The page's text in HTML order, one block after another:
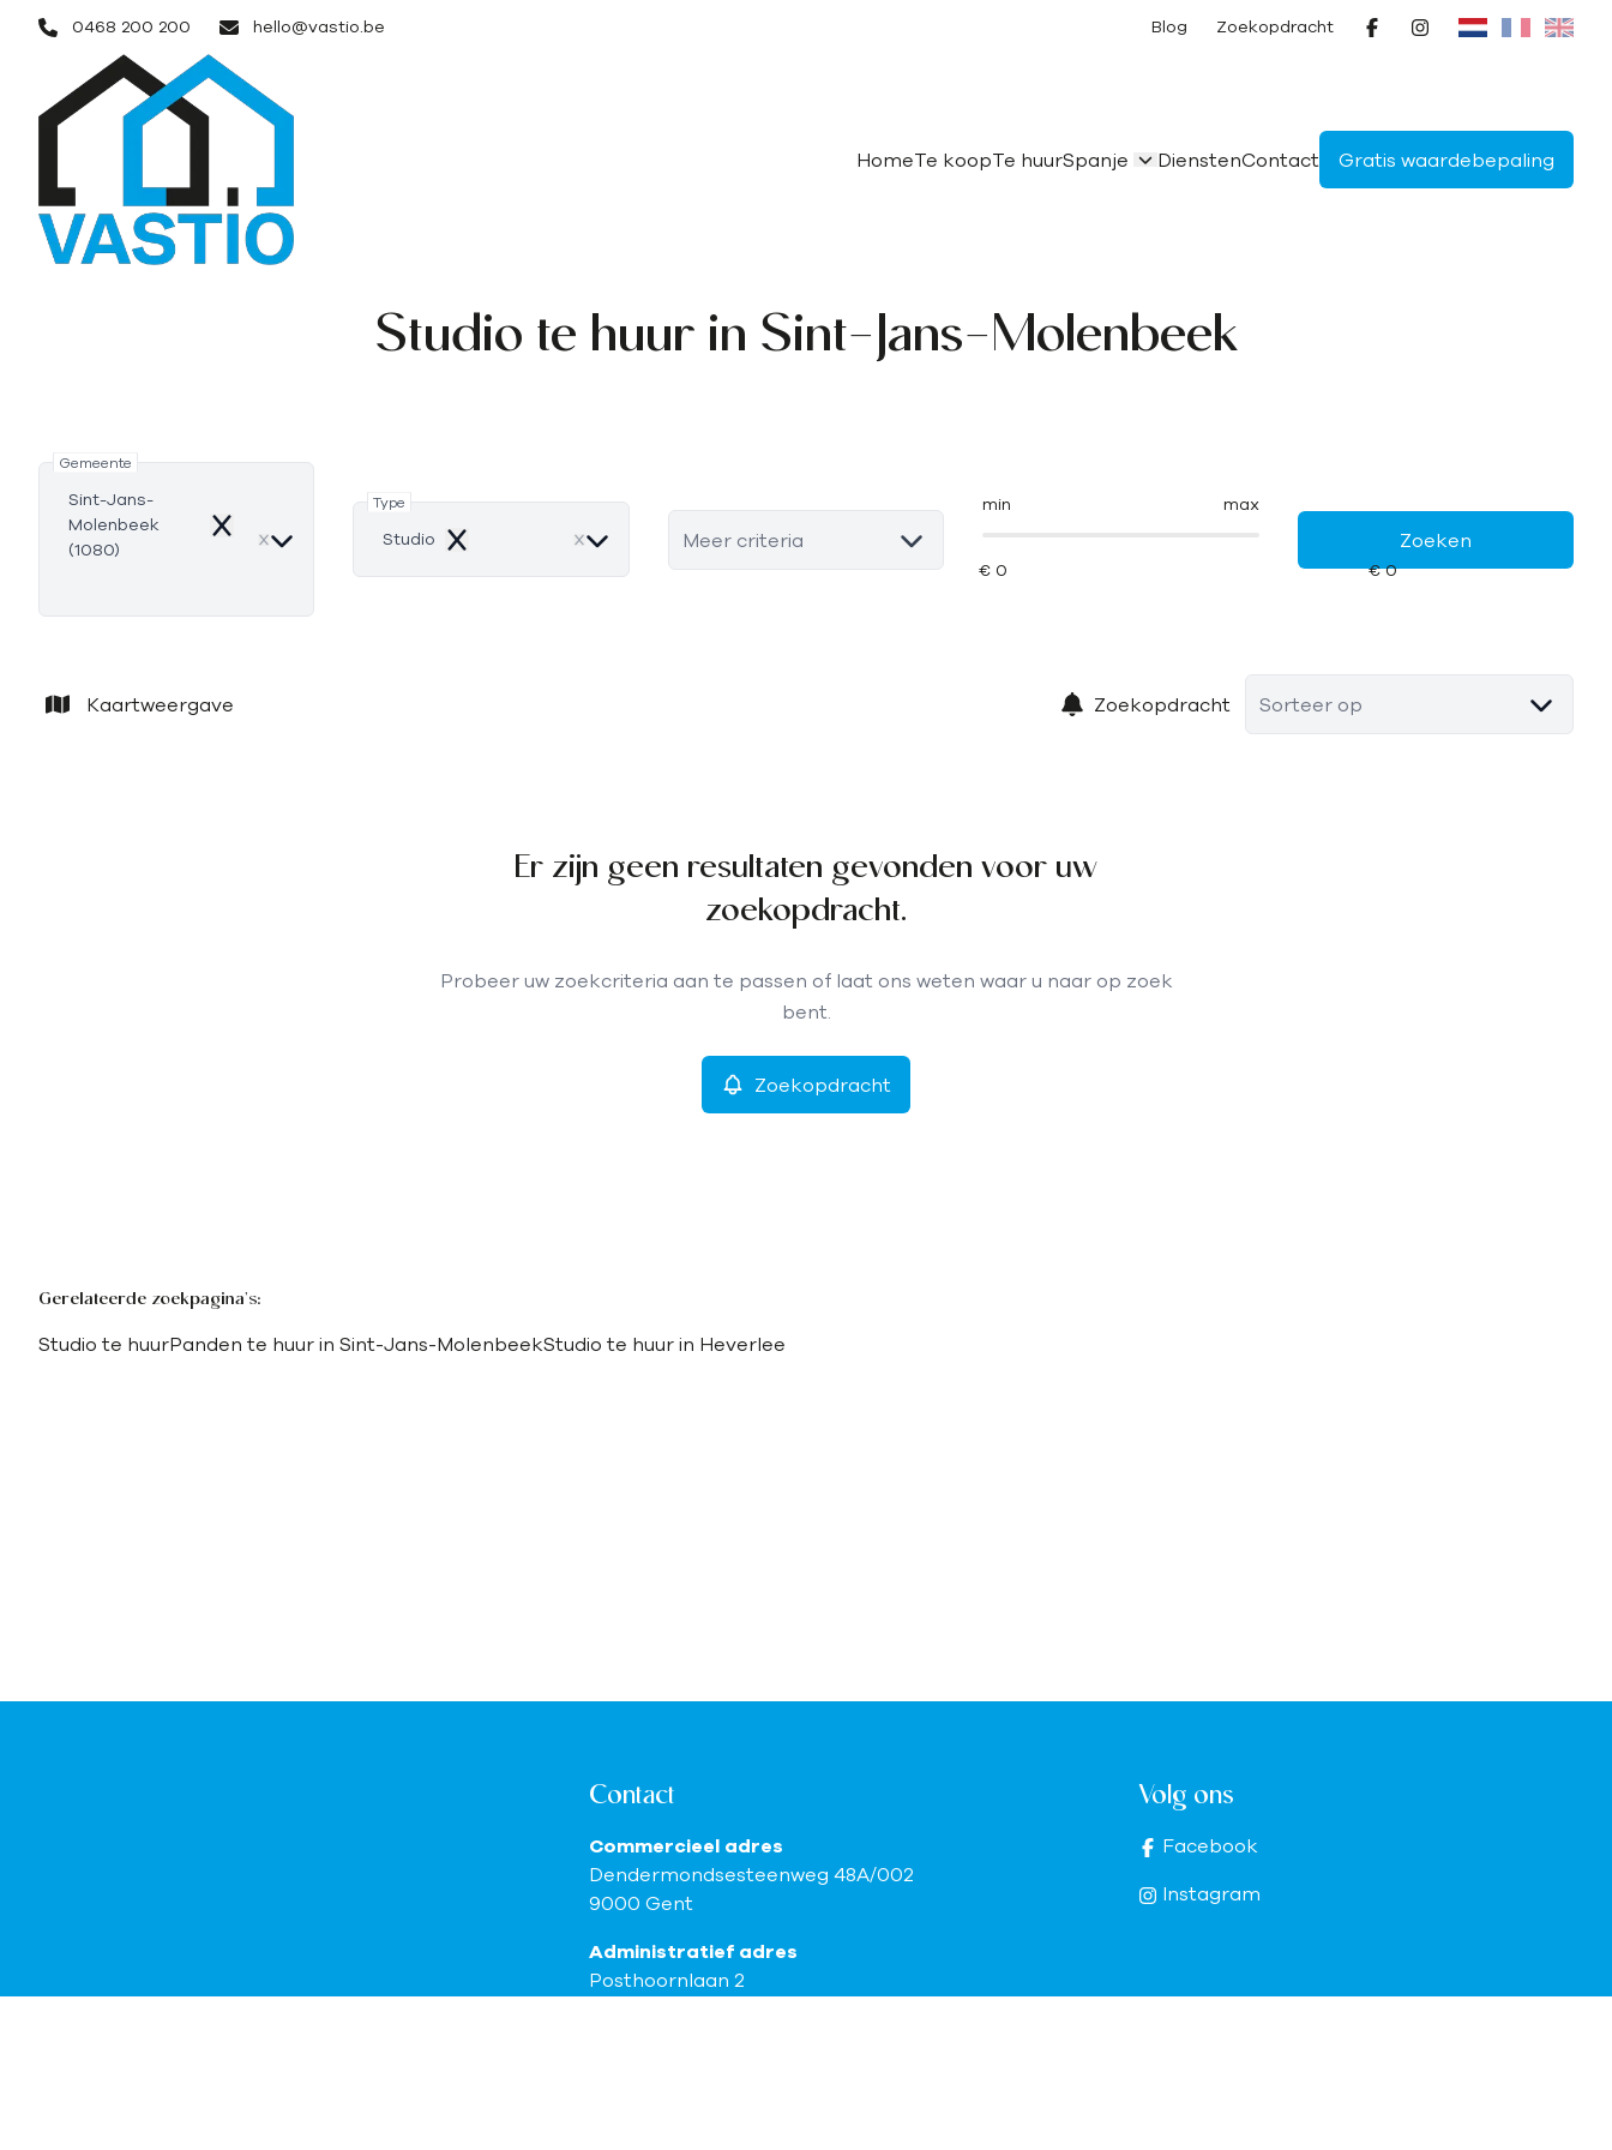
Ga naar hoofdinhoud
0468 200 200 hello@vastio.be Blog Zoekopdracht
HomeTe koopTe huurSpanje DienstenContact Gratis waardebepaling
Studio te huur in Sint-Jans-Molenbeek
Gemeente
Sint-Jans-
Molenbeek
(1080)
Remove
Type
Studio
Remove Meer criteria
min max
Zoeken
Kaartweergave Zoekopdracht Sorteer op
Er zijn geen resultaten gevonden voor uw
zoekopdracht.
Probeer uw zoekcriteria aan te passen of laat ons weten waar u naar op zoek
bent.
Zoekopdracht
Gerelateerde zoekpagina's:
Studio te huurPanden te huur in Sint-Jans-MolenbeekStudio te huur in Heverlee
Contact
Commercieel adres
Dendermondsesteenweg 48A/002
9000 Gent
Administratief adres
Posthoornlaan 2
Volg ons
Facebook
Instagram